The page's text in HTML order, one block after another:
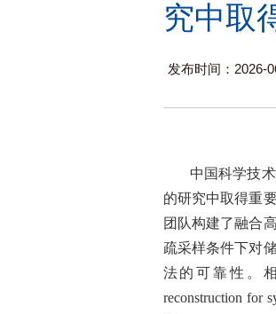
究中取
发布时间：2026-
中国科学技
的研究中取得重
团队构建了融合
疏采样条件下对
法的可靠性。
reconstruction for